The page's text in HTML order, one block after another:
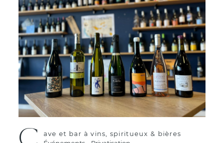
ave et bar à vins, spiritueux & bières